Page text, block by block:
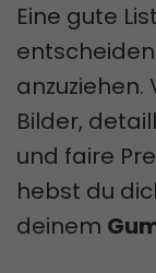
Eine gute
Bilder,
und faire
hebst du
deinem